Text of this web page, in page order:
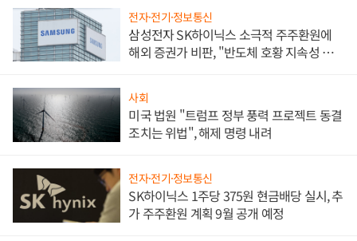
전자·전기·정보통신
삼성전자 SK하이닉스 소극적 주주환원에
해외 증권가 비판, "반도체 호황 지속성 의
사회
미국 법원 "트럼프 정부 풍력 프로젝트 동결
조치는 위법", 해제 명령 내려
전자·전기·정보통신
SK하이닉스 1주당 375원 현금배당 실시, 추
가 주주환원 계획 9월 공개 예정